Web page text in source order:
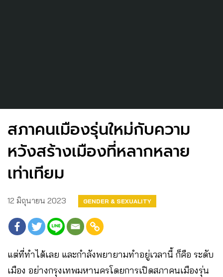
สภาคนเมืองรุ่นใหม่กับความ
หวังสร้างเมืองที่หลากหลาย
เท่าเทียม
12 มิถุนายน 2023 GENDER & SEXUALITY
แต่ที่ทำได้เลย และกำลังพยายามทำอยู่เวลานี้ ก็คือ ระดับ
เมือง อย่างกรุงเทพมหานครโดยการเปิดสภาคนเมืองรุ่น